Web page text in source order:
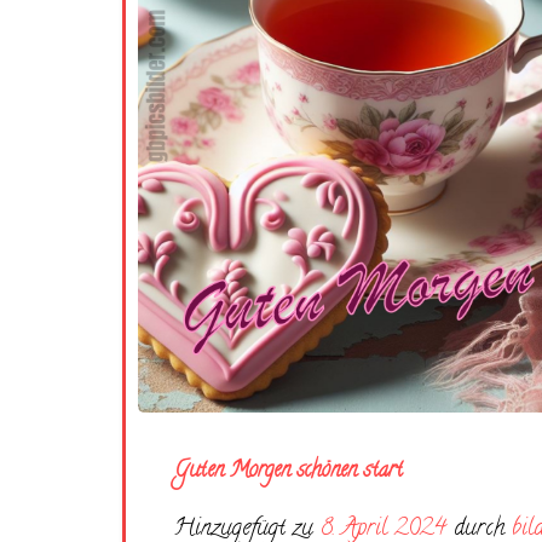
Guten Morgen schönen start
Hinzugefügt zu 8. April 2024 durch